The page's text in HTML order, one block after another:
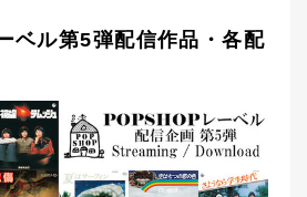
ベル第5弾配信作品・各配